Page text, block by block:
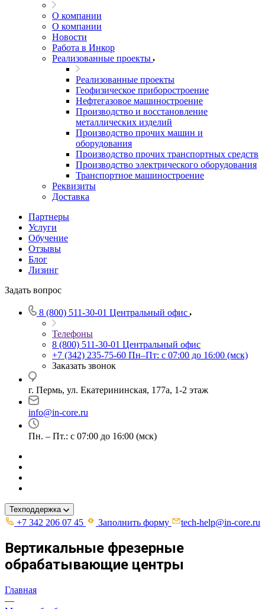
О компании
О компании
Новости
Работа в Инкор
Реализованные проекты
Реализованные проекты
Геофизическое приборостроение
Нефтегазовое машиностроение
Производство и восстановление
металлических изделий
Производство прочих машин и
оборудования
Производство прочих транспортных средств
Производство электрического оборудования
Транспортное машиностроение
Реквизиты
Доставка
Партнеры
Услуги
Обучение
Отзывы
Блог
Лизинг
Задать вопрос
8 (800) 511-30-01 Центральный офис
Телефоны
8 (800) 511-30-01 Центральный офис
+7 (342) 235-75-60 Пн–Пт: с 07:00 до 16:00 (мск)
Заказать звонок
г. Пермь, ул. ​Екатерининская, 177а, ​1-2 этаж
info@in-core.ru
Пн. – Пт.: с 07:00 до 16:00 (мск)
Техподдержка
+7 342 206 07 45 Заполнить форму tech-help@in-core.ru
Вертикальные фрезерные
обрабатывающие центры
Главная
—